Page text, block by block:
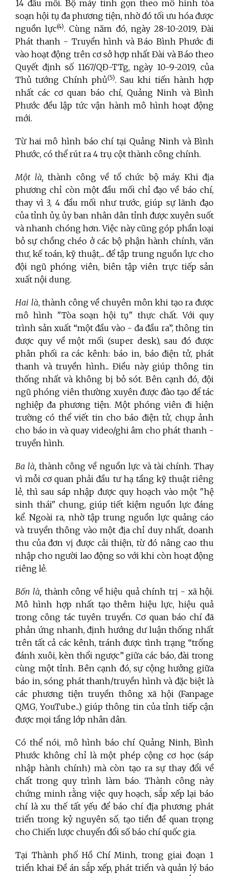
14 đầu mối. Bộ máy tinh gọn theo mô hình tòa
soạn hội tụ đa phương tiện, nhờ đó tối ưu hóa được
nguồn lực(4). Cùng năm đó, ngày 28-10-2019, Đài
Phát thanh - Truyền hình và Báo Bình Phước đi
vào hoạt động trên cơ sở hợp nhất Đài và Báo theo
Quyết định số 1167/QĐ-TTg, ngày 10-9-2019, của
Thủ tướng Chính phủ(5). Sau khi tiến hành hợp
nhất các cơ quan báo chí, Quảng Ninh và Bình
Phước đều lập tức vận hành mô hình hoạt động
mới.
Từ hai mô hình báo chí tại Quảng Ninh và Bình
Phước, có thể rút ra 4 trụ cột thành công chính.
Một là, thành công về tổ chức bộ máy. Khi địa
phương chỉ còn một đầu mối chỉ đạo về báo chí,
thay vì 3, 4 đầu mối như trước, giúp sự lãnh đạo
của tỉnh ủy, ủy ban nhân dân tỉnh được xuyên suốt
và nhanh chóng hơn. Việc này cũng góp phần loại
bỏ sự chồng chéo ở các bộ phận hành chính, văn
thư, kế toán, kỹ thuật,... để tập trung nguồn lực cho
đội ngũ phóng viên, biên tập viên trực tiếp sản
xuất nội dung.
Hai là, thành công về chuyên môn khi tạo ra được
mô hình "Tòa soạn hội tụ" thực chất. Với quy
trình sản xuất “một đầu vào - đa đầu ra”, thông tin
được quy về một mối (super desk), sau đó được
phân phối ra các kênh: báo in, báo điện tử, phát
thanh và truyền hình... Điều này giúp thông tin
thống nhất và không bị bỏ sót. Bên cạnh đó, đội
ngũ phóng viên thường xuyên được đào tạo để tác
nghiệp đa phương tiện. Một phóng viên đi hiện
trường có thể viết tin cho báo điện tử, chụp ảnh
cho báo in và quay video/ghi âm cho phát thanh -
truyền hình.
Ba là, thành công về nguồn lực và tài chính. Thay
vì mỗi cơ quan phải đầu tư hạ tầng kỹ thuật riêng
lẻ, thì sau sáp nhập được quy hoạch vào một "hệ
sinh thái" chung, giúp tiết kiệm nguồn lực đáng
kể. Ngoài ra, nhờ tập trung nguồn lực quảng cáo
và truyền thông vào một địa chỉ duy nhất, doanh
thu của đơn vị được cải thiện, từ đó nâng cao thu
nhập cho người lao động so với khi còn hoạt động
riêng lẻ.
Bốn là, thành công về hiệu quả chính trị - xã hội.
Mô hình hợp nhất tạo thêm hiệu lực, hiệu quả
trong công tác tuyên truyền. Cơ quan báo chí đã
phản ứng nhanh, định hướng dư luận thống nhất
trên tất cả các kênh, tránh được tình trạng “trống
đánh xuôi, kèn thổi ngược” giữa các báo, đài trong
cùng một tỉnh. Bên cạnh đó, sự cộng hưởng giữa
báo in, sóng phát thanh/truyền hình và đặc biệt là
các phương tiện truyền thông xã hội (Fanpage
QMG, YouTube...) giúp thông tin của tỉnh tiếp cận
được mọi tầng lớp nhân dân.
Có thể nói, mô hình báo chí Quảng Ninh, Bình
Phước không chỉ là một phép cộng cơ học (sáp
nhập hành chính) mà còn tạo ra sự thay đổi về
chất trong quy trình làm báo. Thành công này
chứng minh rằng việc quy hoạch, sắp xếp lại báo
chí là xu thế tất yếu để báo chí địa phương phát
triển trong kỷ nguyên số, tạo tiền đề quan trọng
cho Chiến lược chuyển đổi số báo chí quốc gia.
Tại Thành phố Hồ Chí Minh, trong giai đoạn 1
triển khai Đề án sắp xếp, phát triển và quản lý báo